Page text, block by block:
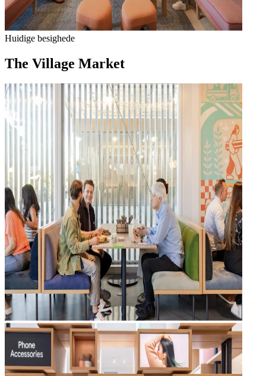
Huidige besighede
The Village Market